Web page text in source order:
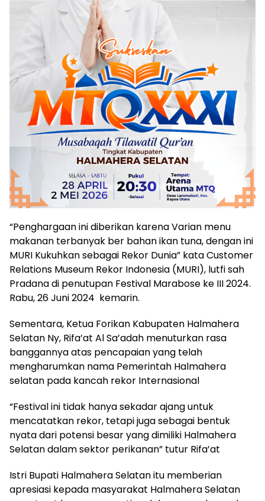
“Penghargaan ini diberikan karena Varian menu
makanan terbanyak ber bahan ikan tuna, dengan ini
MURI Kukuhkan sebagai Rekor Dunia” kata Customer
Relations Museum Rekor Indonesia (MURI), lutfi sah
Pradana di penutupan Festival Marabose ke III 2024.
Rabu, 26 Juni 2024 kemarin.
Sementara, Ketua Forikan Kabupaten Halmahera
Selatan Ny, Rifa’at Al Sa’adah menuturkan rasa
banggannya atas pencapaian yang telah
mengharumkan nama Pemerintah Halmahera
selatan pada kancah rekor Internasional
“Festival ini tidak hanya sekadar ajang untuk
mencatatkan rekor, tetapi juga sebagai bentuk
nyata dari potensi besar yang dimiliki Halmahera
Selatan dalam sektor perikanan” tutur Rifa’at
Istri Bupati Halmahera Selatan itu memberian
apresiasi kepada masyarakat Halmahera Selatan